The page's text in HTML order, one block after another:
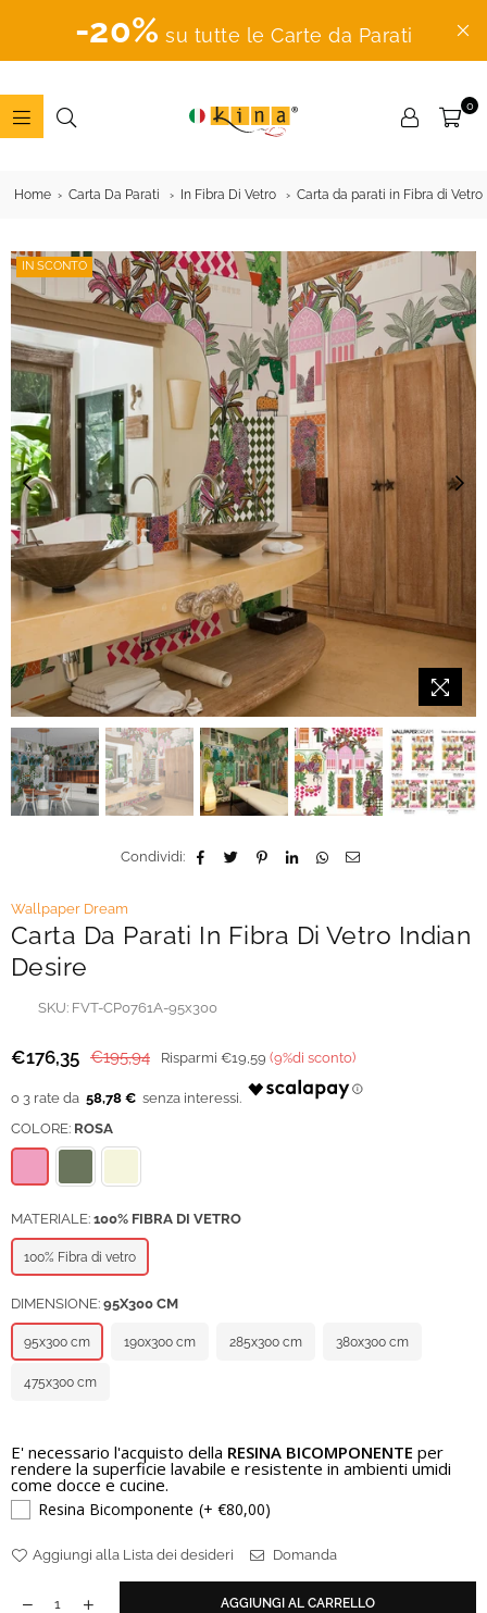
-20% su tutte le Carte da Parati
0
Home Carta Da Parati In Fibra Di Vetro Carta da parati in Fibra di Vetro
IN SCONTO
Condividi:
Wallpaper Dream
Carta Da Parati In Fibra Di Vetro Indian
Desire
SKU: FVT-CP0761A-95x300
Prezzo
€176,35 €195,94 Risparmi €19,59 (9%di sconto)
58,78 €
COLORE: ROSA
MATERIALE: 100% FIBRA DI VETRO
100% Fibra di vetro
DIMENSIONE: 95X300 CM
95x300 cm 190x300 cm 285x300 cm 380x300 cm
475x300 cm
E' necessario l'acquisto della RESINA BICOMPONENTE per
rendere la superficie lavabile e resistente in ambienti umidi
come docce e cucine.
Resina Bicomponente (+ €80,00)
Aggiungi alla Lista dei desideri Domanda
AGGIUNGI AL CARRELLO